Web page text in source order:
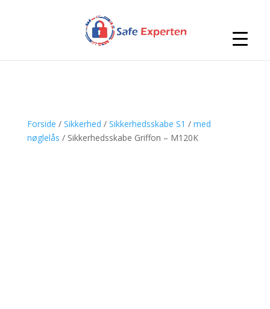
Forside / Sikkerhed / Sikkerhedsskabe S1 / med
nøglelås / Sikkerhedsskabe Griffon – M120K